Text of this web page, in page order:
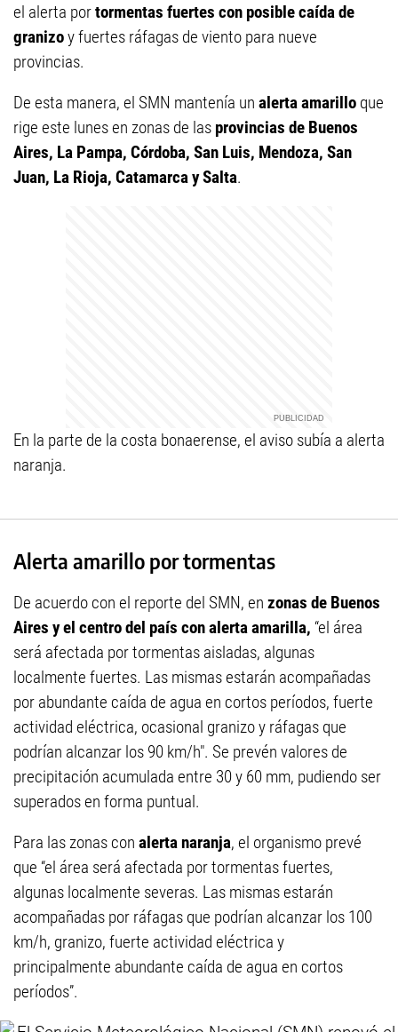
el alerta portormentas fuertes con posible caída de
granizoy fuertes ráfagas de viento para nueve
provincias.
De esta manera, el SMN mantenía un alerta amarillo que
rige este lunes en zonas de las provincias de Buenos
Aires, La Pampa, Córdoba, San Luis, Mendoza, San
Juan, La Rioja, Catamarca y Salta.
En la parte de la costa bonaerense, el aviso subía a alerta
naranja.
Alerta amarillo por tormentas
De acuerdo con el reporte del SMN, en zonas de Buenos
Aires y el centro del país con alerta amarilla, “el área
será afectada por tormentas aisladas, algunas
localmente fuertes. Las mismas estarán acompañadas
por abundante caída de agua en cortos períodos, fuerte
actividad eléctrica, ocasional granizo y ráfagas que
podrían alcanzar los 90 km/h". Se prevén valores de
precipitación acumulada entre 30 y 60 mm, pudiendo ser
superados en forma puntual.
Para las zonas con alerta naranja, el organismo prevé
que “el área será afectada por tormentas fuertes,
algunas localmente severas. Las mismas estarán
acompañadas por ráfagas que podrían alcanzar los 100
km/h, granizo, fuerte actividad eléctrica y
principalmente abundante caída de agua en cortos
períodos”.